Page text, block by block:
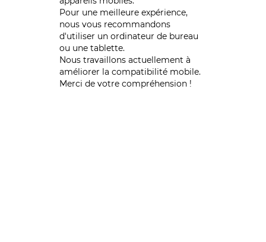
Pour une meilleure expérience,
nous vous recommandons
d'utiliser un ordinateur de bureau
ou une tablette.
Nous travaillons actuellement à
améliorer la compatibilité mobile.
Merci de votre compréhension !